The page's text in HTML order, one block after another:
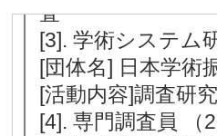
査
[3]. 学術システム
[団体名] 日本学術
[活動内容]調査研究
[4]. 専門調査員 （